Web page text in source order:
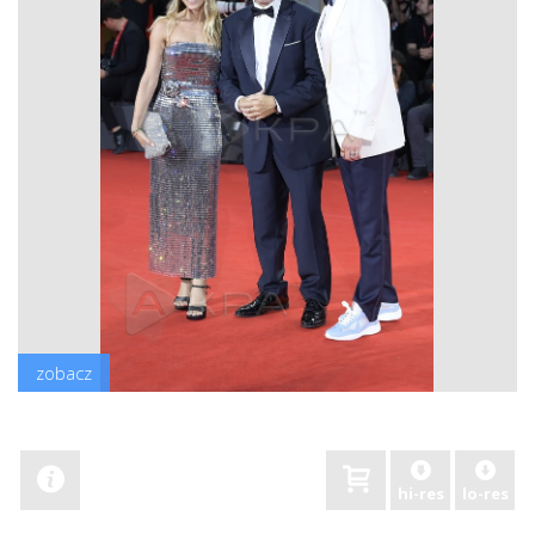
zobacz
hi-res lo-res